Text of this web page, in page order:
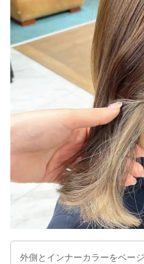
外側とインナーカラーをベー